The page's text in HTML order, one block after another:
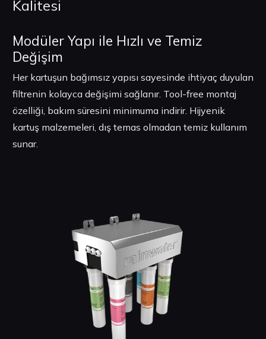
Kalitesi
Modüler Yapı ile Hızlı ve Temiz
Değişim
Her kartuşun bağımsız yapısı sayesinde ihtiyaç duyulan
filtrenin kolayca değişimi sağlanır. Tool-free montaj
özelliği, bakım süresini minimuma indirir. Hijyenik
kartuş malzemeleri, dış temas olmadan temiz kullanım
sunar.